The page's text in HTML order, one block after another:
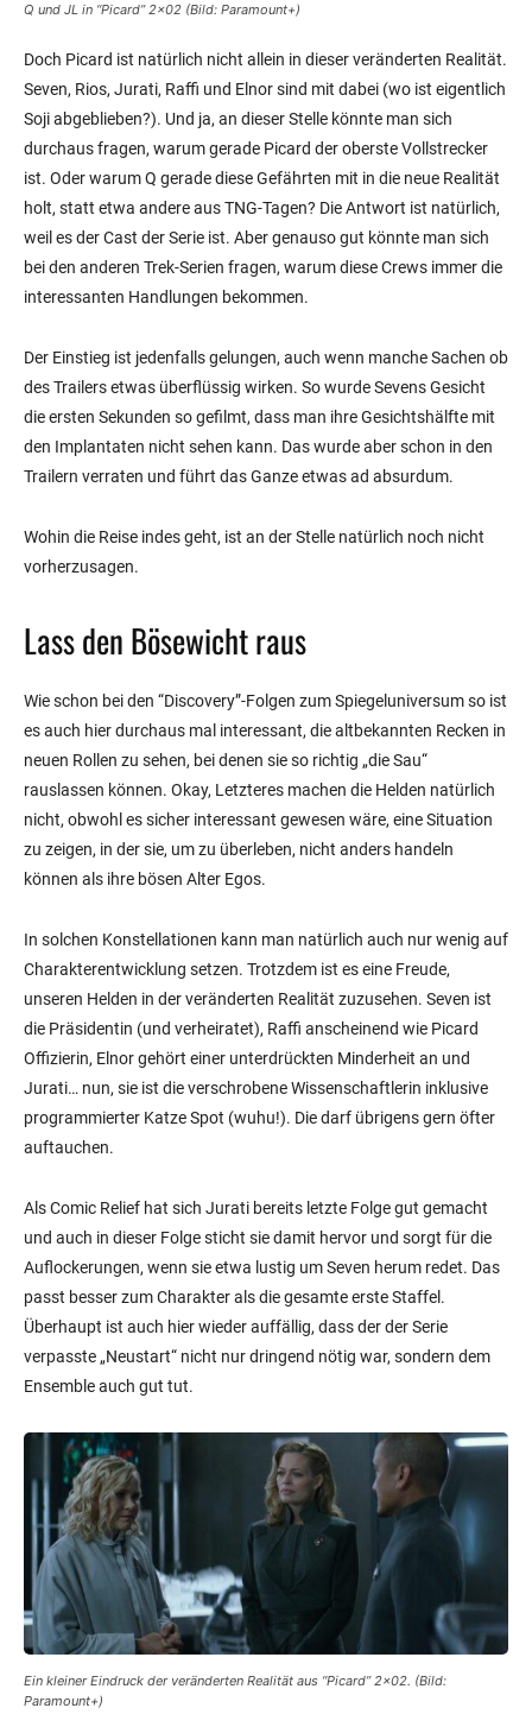
Q und JL in “Picard” 2×02 (Bild: Paramount+)
Doch Picard ist natürlich nicht allein in dieser veränderten Realität.
Seven, Rios, Jurati, Raffi und Elnor sind mit dabei (wo ist eigentlich
Soji abgeblieben?). Und ja, an dieser Stelle könnte man sich
durchaus fragen, warum gerade Picard der oberste Vollstrecker
ist. Oder warum Q gerade diese Gefährten mit in die neue Realität
holt, statt etwa andere aus TNG-Tagen? Die Antwort ist natürlich,
weil es der Cast der Serie ist. Aber genauso gut könnte man sich
bei den anderen Trek-Serien fragen, warum diese Crews immer die
interessanten Handlungen bekommen.
Der Einstieg ist jedenfalls gelungen, auch wenn manche Sachen ob
des Trailers etwas überflüssig wirken. So wurde Sevens Gesicht
die ersten Sekunden so gefilmt, dass man ihre Gesichtshälfte mit
den Implantaten nicht sehen kann. Das wurde aber schon in den
Trailern verraten und führt das Ganze etwas ad absurdum.
Wohin die Reise indes geht, ist an der Stelle natürlich noch nicht
vorherzusagen.
Lass den Bösewicht raus
Wie schon bei den “Discovery”-Folgen zum Spiegeluniversum so ist
es auch hier durchaus mal interessant, die altbekannten Recken in
neuen Rollen zu sehen, bei denen sie so richtig „die Sau“
rauslassen können. Okay, Letzteres machen die Helden natürlich
nicht, obwohl es sicher interessant gewesen wäre, eine Situation
zu zeigen, in der sie, um zu überleben, nicht anders handeln
können als ihre bösen Alter Egos.
In solchen Konstellationen kann man natürlich auch nur wenig auf
Charakterentwicklung setzen. Trotzdem ist es eine Freude,
unseren Helden in der veränderten Realität zuzusehen. Seven ist
die Präsidentin (und verheiratet), Raffi anscheinend wie Picard
Offizierin, Elnor gehört einer unterdrückten Minderheit an und
Jurati… nun, sie ist die verschrobene Wissenschaftlerin inklusive
programmierter Katze Spot (wuhu!). Die darf übrigens gern öfter
auftauchen.
Als Comic Relief hat sich Jurati bereits letzte Folge gut gemacht
und auch in dieser Folge sticht sie damit hervor und sorgt für die
Auflockerungen, wenn sie etwa lustig um Seven herum redet. Das
passt besser zum Charakter als die gesamte erste Staffel.
Überhaupt ist auch hier wieder auffällig, dass der der Serie
verpasste „Neustart“ nicht nur dringend nötig war, sondern dem
Ensemble auch gut tut.
Ein kleiner Eindruck der veränderten Realität aus “Picard” 2×02. (Bild:
Paramount+)